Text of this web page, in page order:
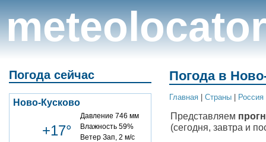
meteolocator
Погода сейчас
Ново-Кусково
+17°
Давление 746 мм
Влажность 59%
Ветер Зап, 2 м/с
Погода в
Главная Cтраны Россия
Представляем
(сегодня, завтра и